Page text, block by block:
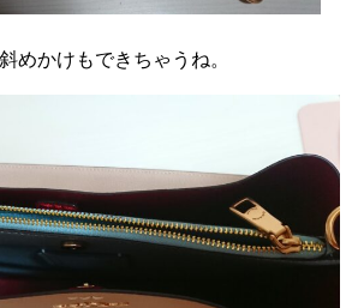
めかけもできちゃうね。